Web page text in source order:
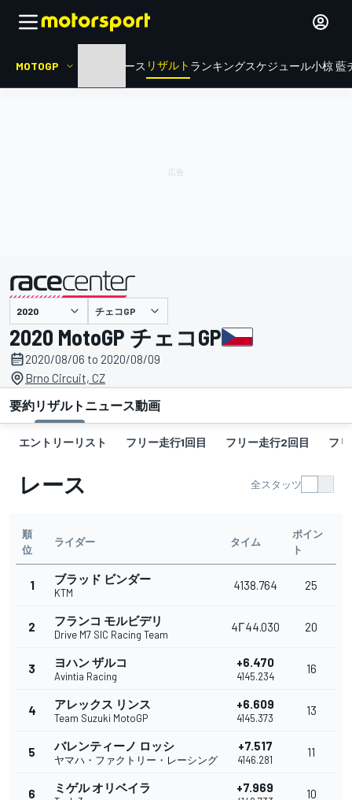
MOTOGP ニュース リザルト ランキングスケジュール小椋 藍
主催 チェコGP
2020 MotoGP チェコGP
2020/08/06 to 2020/08/09
Brno Circuit, CZ
要約リザルト ニュース動画
エントリーリスト フリー走行1回目 フリー走行2回目 フ
レース 全スタッツ
順
位
ライダー タイム
ポイン
ト
1 ブラッド ビンダー
KTM
4138.764 25
2 フランコ モルビデリ
Drive M7 SIC Racing Team
4Г44.030 20
3 ヨハン ザルコ
Avintia Racing
+6.470
4145.234
16
4 アレックス リンス
Team Suzuki MotoGP
+6.609
4145.373
13
5 バレンティーノ ロッシ
ヤマハ・ファクトリー・レーシング
+7.517
4146.281
11
6 ミゲル オリベイラ +7.969 10